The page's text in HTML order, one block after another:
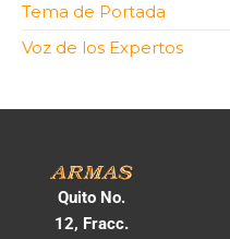
Tema de Portada
Voz de los Expertos
Quito No.
12, Fracc.